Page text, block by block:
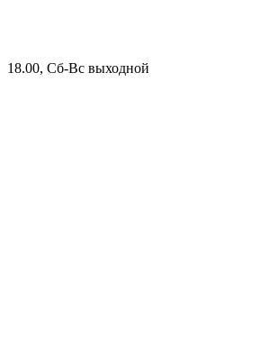
18.00, Сб-Вс выходной